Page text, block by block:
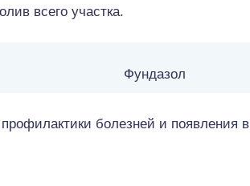
всего участка.
Фундазол
болезней и появления